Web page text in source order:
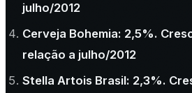
julho/2012
Cerveja Bohemia: 2,5%.
relação a julho/2012
Stella Artois Brasil: 2,3%.